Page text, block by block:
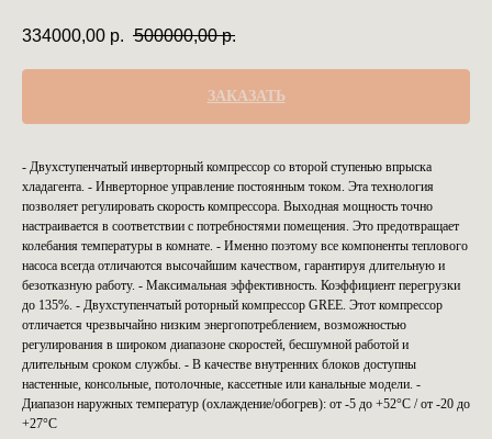
334000,00 р. 500000,00 р.
ЗАКАЗАТЬ
- Двухступенчатый инверторный компрессор со второй ступенью впрыска
хладагента. - Инверторное управление постоянным током. Эта технология
позволяет регулировать скорость компрессора. Выходная мощность точно
настраивается в соответствии с потребностями помещения. Это предотвращает
колебания температуры в комнате. - Именно поэтому все компоненты теплового
насоса всегда отличаются высочайшим качеством, гарантируя длительную и
безотказную работу. - Максимальная эффективность. Коэффициент перегрузки
до 135%. - Двухступенчатый роторный компрессор GREE. Этот компрессор
отличается чрезвычайно низким энергопотреблением, возможностью
регулирования в широком диапазоне скоростей, бесшумной работой и
длительным сроком службы. - В качестве внутренних блоков доступны
настенные, консольные, потолочные, кассетные или канальные модели. -
Диапазон наружных температур (охлаждение/обогрев): от -5 до +52°C / от -20 до
+27°C